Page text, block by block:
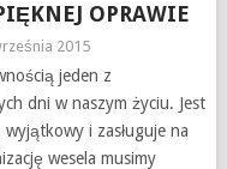
OPRAWIE
2015
jeden z
dni w naszym życiu. Jest
i zasługuje na
wesela musimy